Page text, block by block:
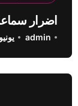
اضرار
admin يونيو 23,